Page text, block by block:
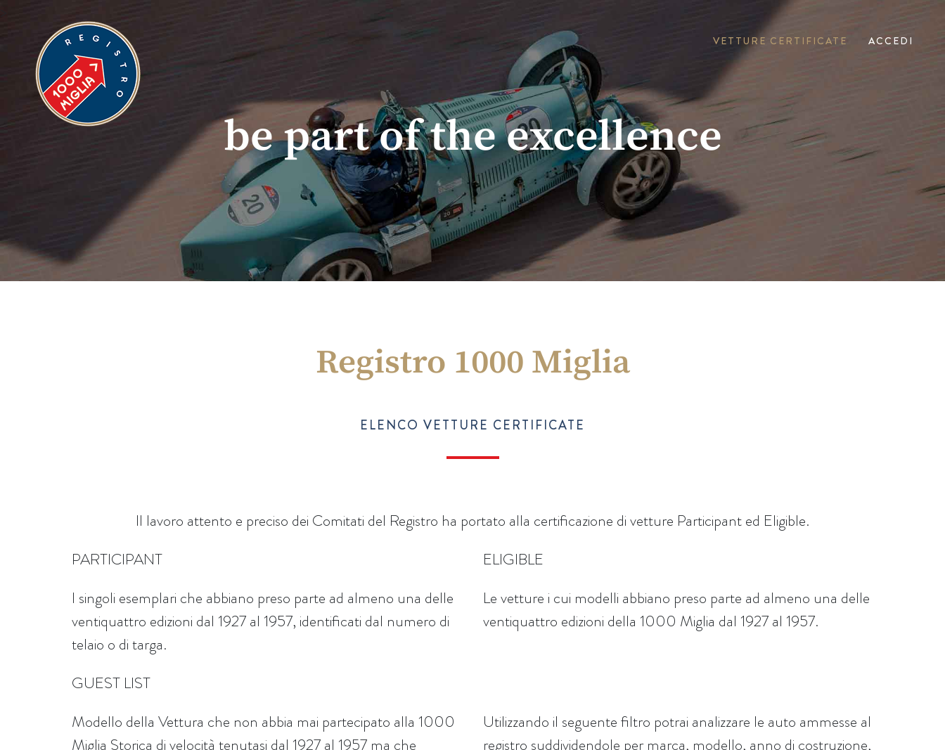
VETTURE CERTIFICATE ACCEDI
be part of the excellence
Registro 1000 Miglia
ELENCO VETTURE CERTIFICATE
Il lavoro attento e preciso dei Comitati del Registro ha portato alla certificazione di vetture Participant ed Eligible.
PARTICIPANT
I singoli esemplari che abbiano preso parte ad almeno una delle
ventiquattro edizioni dal 1927 al 1957, identificati dal numero di
telaio o di targa.
ELIGIBLE
Le vetture i cui modelli abbiano preso parte ad almeno una delle
ventiquattro edizioni della 1000 Miglia dal 1927 al 1957.
GUEST LIST
Modello della Vettura che non abbia mai partecipato alla 1000
Miglia Storica di velocità tenutasi dal 1927 al 1957 ma che
Utilizzando il seguente filtro potrai analizzare le auto ammesse al
registro suddividendole per marca, modello, anno di costruzione,